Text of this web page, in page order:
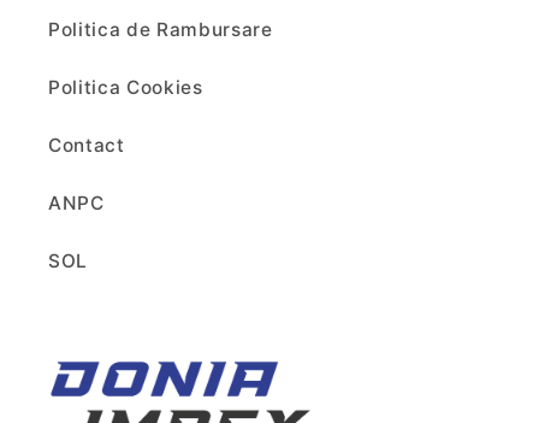
Politica de Rambursare
Politica Cookies
Contact
ANPC
SOL